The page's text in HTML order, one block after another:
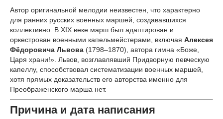
Автор оригинальной мелодии неизвестен, что характерно
для ранних русских военных маршей, создававшихся
коллективно. В XIX веке марш был адаптирован и
оркестрован военными капельмейстерами, включая Алексея
Фёдоровича Львова (1798–1870), автора гимна «Боже,
Царя храни!». Львов, возглавлявший Придворную певческую
капеллу, способствовал систематизации военных маршей,
хотя прямых доказательств его авторства именно для
Преображенского марша нет.
Причина и дата написания